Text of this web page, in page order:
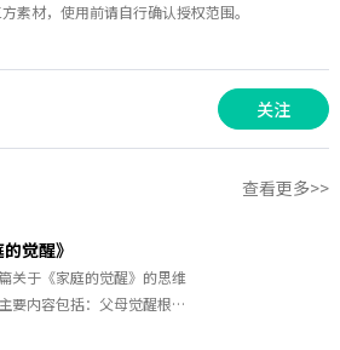
素材，使用前请自行确认授权范围。
关注
查看更多>>
的觉醒》
关于《家庭的觉醒》的思维
要内容包括：父母觉醒根